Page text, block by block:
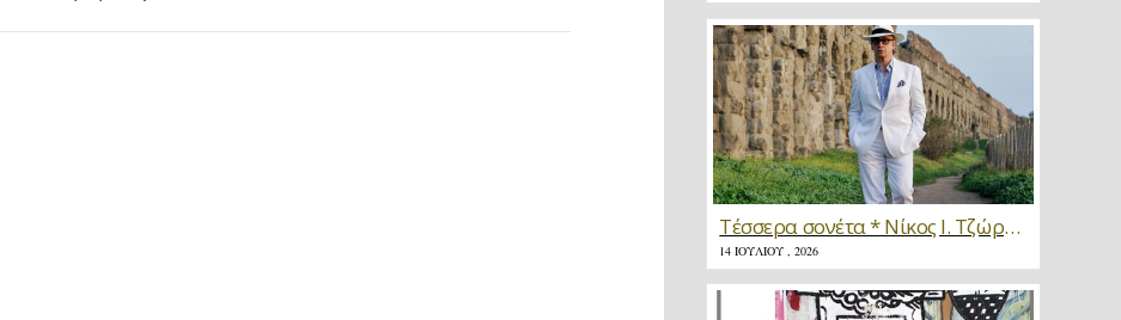
Τέσσερα σονέτα * Νίκος Ι. Τζώρτζης
14 ΙΟΥΛΊΟΥ , 2026